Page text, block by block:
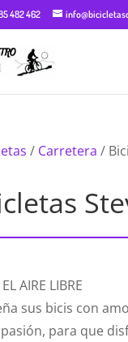
482 462
/ Carretera /
AIRE LIBRE
sus bicis con
para que